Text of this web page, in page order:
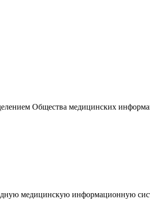
Общества медицинских
медицинскую информационную